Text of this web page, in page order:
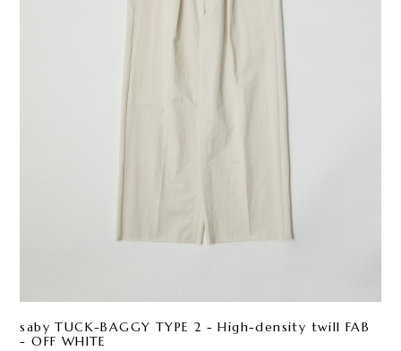
saby TUCK-BAGGY TYPE 2 - High-density twill FAB
- OFF WHITE